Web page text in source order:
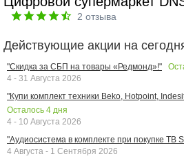
2 отзыва
Действующие акции на
"Скидка за СБП на товары «Редмонд»!"
4 - 31 Августа 2026
"Купи комплект техники Beko, Hotpoint,
Осталось 4 дня
4 - 10 Августа 2026
"Аудиосистема в комплекте при покупке ТВ
4 Августа - 1 Сентября 2026